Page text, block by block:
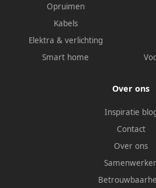
Opruimen
Kabels
Elektra & verlichting
Smart home
Over ons
Inspiratie
Contact
Over ons